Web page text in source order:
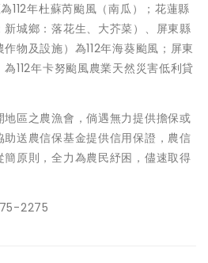
112年杜蘇芮颱風（南瓜）；花蓮縣
新城鄉：落花生、大芥菜）、屏東縣
物及設施）為112年海葵颱風；屏東
112年卡努颱風農業天然災害低利貸
區之農漁會，倘遇無力提供擔保或
送農信保基金提供信用保證，農信
原則，全力為農民紓困，儘速取得
2275